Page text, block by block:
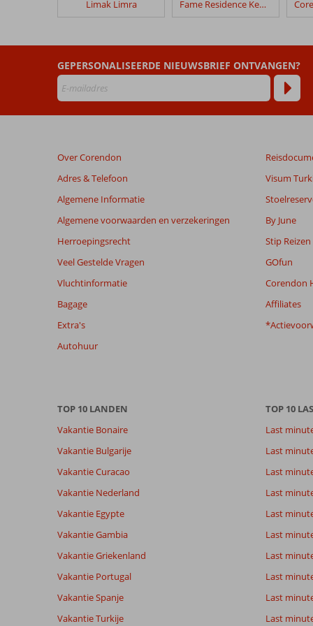
Crystal
Beoordelingen
die
ouder
48
maanden
worden
niet
weergegeven
om
de
relevantie
van
onze
beoordelingen.
Totale score
25
beoordelingen
8,0 Eten
Kamers
Wifi
van onze
klanten
Limak Limra Fame Residence Kemer & Spa
GEPERSONALISEERDE NIEUWSBRIEF ONTVANGEN?
Over Corendon
Adres & Telefoon
Algemene Informatie
Algemene voorwaarden en verzekeringen
Herroepingsrecht
Veel Gestelde Vragen
Vluchtinformatie
Bagage
Extra's
Autohuur
Visum
By June
Stip Reizen
GOfun
Corendon
Affiliates
TOP 10 LANDEN
Vakantie Bonaire
Vakantie Bulgarije
Vakantie Curacao
Vakantie Nederland
Vakantie Egypte
Vakantie Gambia
Vakantie Griekenland
Vakantie Portugal
Vakantie Spanje
Vakantie Turkije
TOP 10
Last
Last
Last
Last
Last
Last
Last
Last
Last
Last